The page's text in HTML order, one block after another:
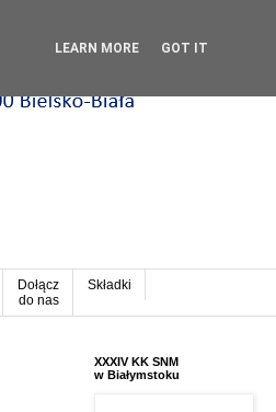
Dołącz
do nas
Składki
XXXIV KK SNM
w Białymstoku
LEARN MORE GOT IT